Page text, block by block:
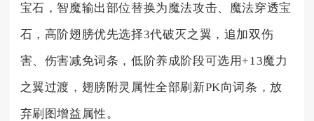
宝石，智魔输出部位替换为魔法攻击、魔法穿透宝
石，高阶翅膀优先选择3代破灭之翼，追加双伤
害、伤害减免词条，低阶养成阶段可选用+13魔力
之翼过渡，翅膀附灵属性全部刷新PK向词条，放
弃刷图增益属性。